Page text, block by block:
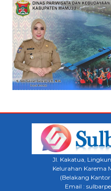
Jl. Kakatua,
Kelurahan Karema
(Belakang
Email :